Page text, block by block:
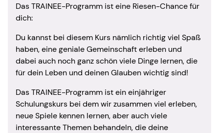
Das TRAINEE-Programm ist eine Riesen-Chance für
dich:
Du kannst bei diesem Kurs nämlich richtig viel Spaß
haben, eine geniale Gemeinschaft erleben und
dabei auch noch ganz schön viele Dinge lernen, die
für dein Leben und deinen Glauben wichtig sind!
Das TRAINEE-Programm ist ein einjähriger
Schulungskurs bei dem wir zusammen viel erleben,
neue Spiele kennen lernen, aber auch viele
interessante Themen behandeln, die deine